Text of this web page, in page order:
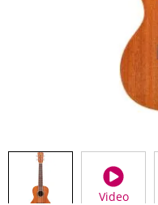
Video